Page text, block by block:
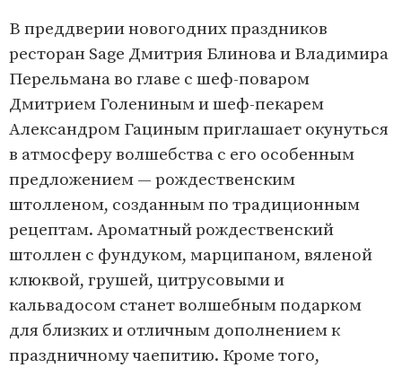
В преддверии новогодних праздников
ресторан Sage Дмитрия Блинова и Владимира
Перельмана во главе с шеф-поваром
Дмитрием Голениным и шеф-пекарем
Александром Гациным приглашает окунуться
в атмосферу волшебства с его особенным
предложением — рождественским
штолленом, созданным по традиционным
рецептам. Ароматный рождественский
штоллен с фундуком, марципаном, вяленой
клюквой, грушей, цитрусовыми и
кальвадосом станет волшебным подарком
для близких и отличным дополнением к
праздничному чаепитию. Кроме того,